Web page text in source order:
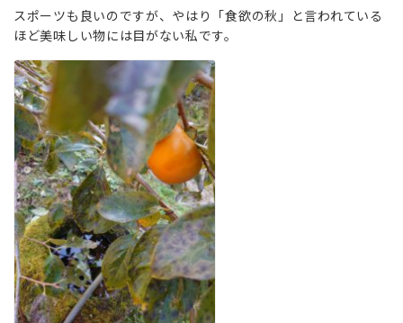
スポーツも良いのですが、やはり「食欲の秋」と言われている
ほど美味しい物には目がない私です。